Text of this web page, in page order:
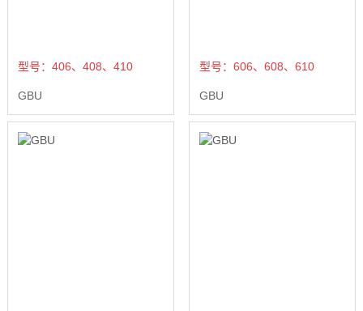
型号：406、408、410
GBU
型号：606、608、610
GBU